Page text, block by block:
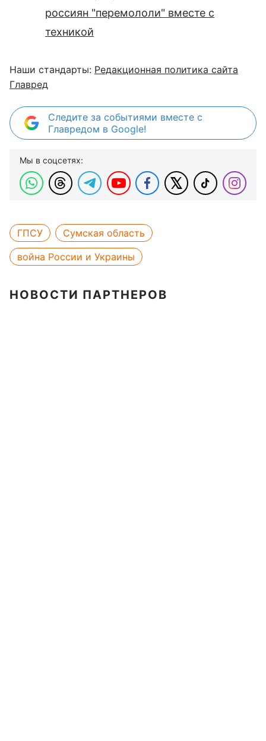
россиян "перемололи" вместе с
техникой
Наши стандарты: Редакционная политика сайта
Главред
Следите за событиями вместе с
Главредом в Google!
Мы в соцсетях:
ГПСУ
Сумская область
война России и Украины
НОВОСТИ ПАРТНЕРОВ